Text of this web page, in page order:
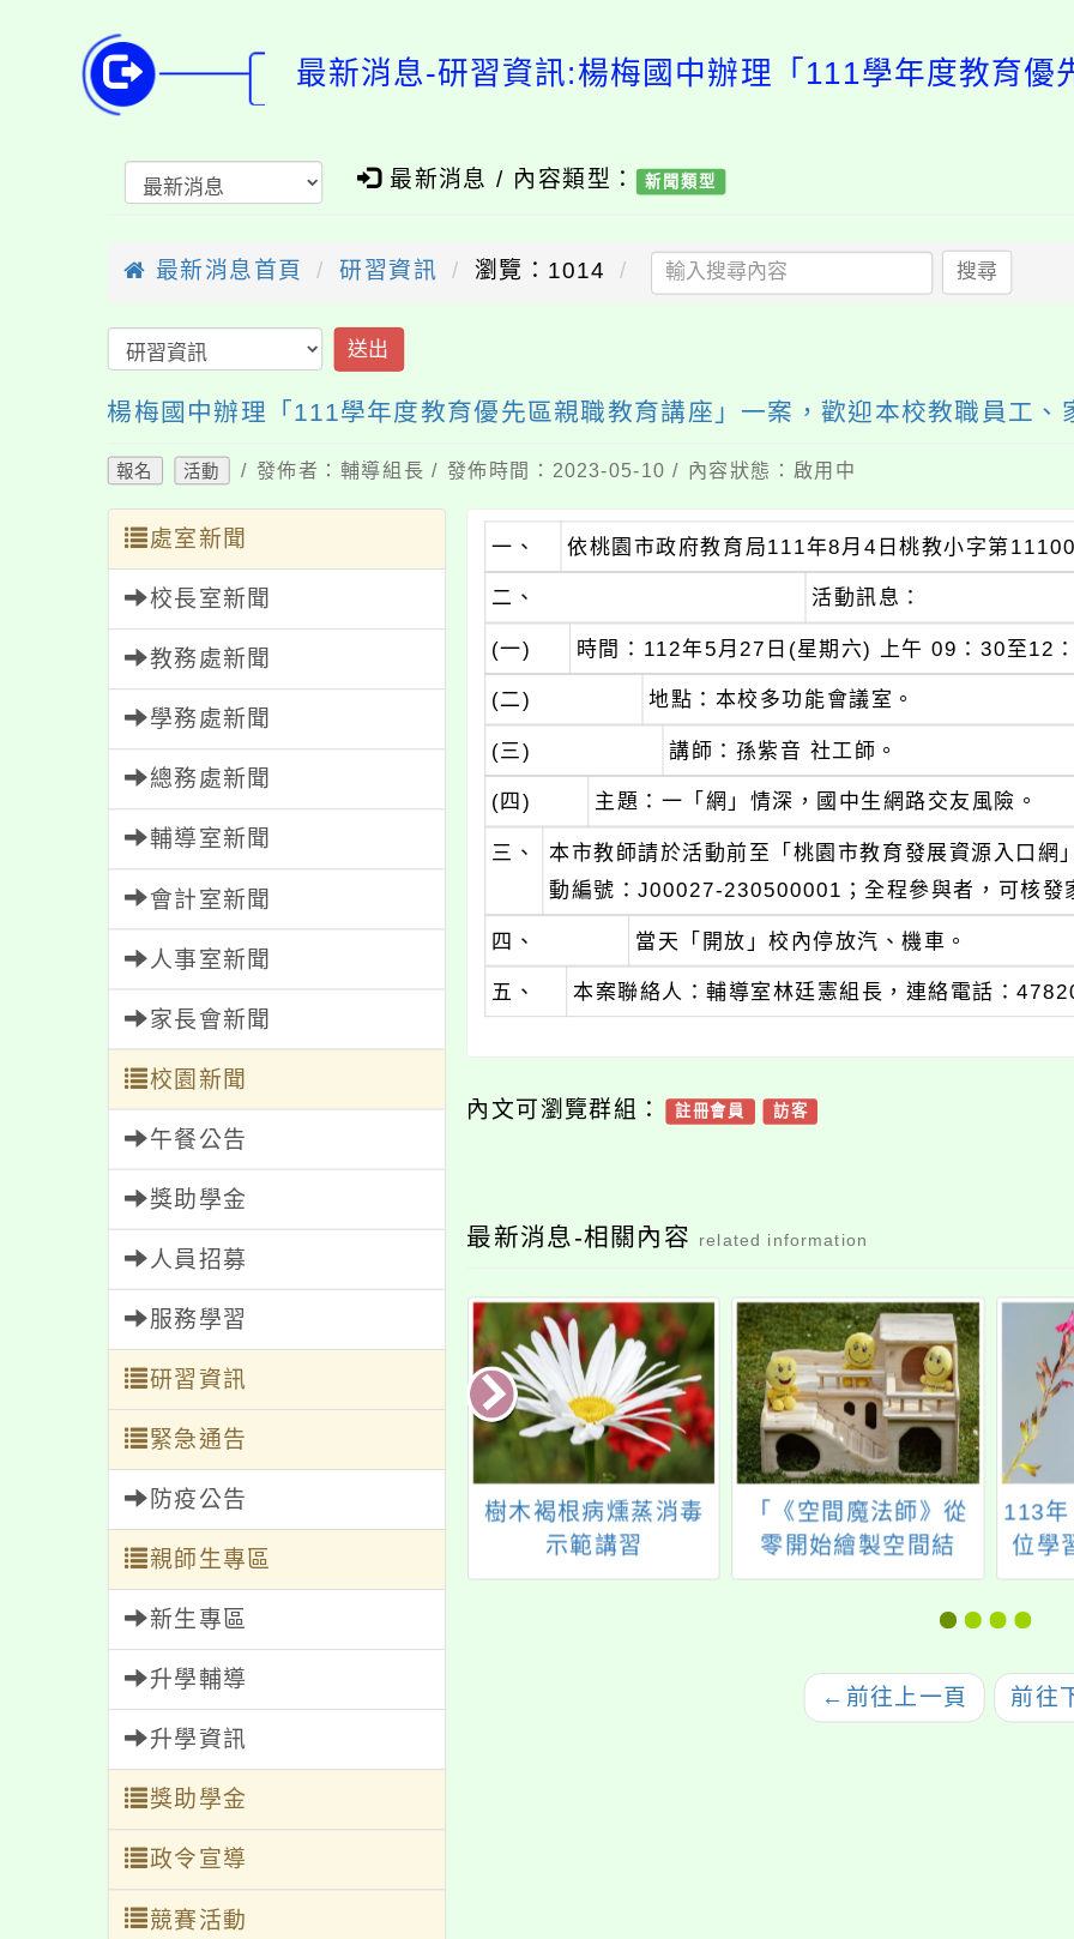
最新消息-研習資訊:楊梅國中辦理「111學年度教育優
最新消息 / 內容類型： 新聞類型
最新消息首頁 研習資訊 瀏覽：1014 搜尋
送出
楊梅國中辦理「111學年度教育優先區親職教育講座」一案，歡迎本校教職員工、
報名 活動 / 發佈者：輔導組長 / 發佈時間：2023-05-10 / 內容狀態：啟用中
處室新聞
校長室新聞
教務處新聞
學務處新聞
總務處新聞
輔導室新聞
會計室新聞
人事室新聞
家長會新聞
校園新聞
午餐公告
獎助學金
人員招募
服務學習
研習資訊
緊急通告
防疫公告
親師生專區
新生專區
升學輔導
升學資訊
獎助學金
政令宣導
競賽活動
一、 依桃園市政府教育局111年8月4日桃教小字第
二、 活動訊息：
(一) 時間：112年5月27日(星期六) 上午 09：30至12：
(二) 地點：本校多功能會議室。
(三) 講師：孫紫音 社工師。
(四) 主題：一「網」情深，國中生網路交友風險。
三、
本市教師請於活動前至「桃園市教育發展資源入口網
動編號：J00027-230500001；全程參與者，可核發
四、 當天「開放」校內停放汽、機車。
五、 本案聯絡人：輔導室林廷憲組長，連絡電話：
內文可瀏覽群組： 註冊會員 訪客
最新消息-相關內容 related information
政府教育局委
國小辦理本市
培訓工作坊」
表及報名表各1
，歡迎報名。
2026國中及高中職教
師雜糧食農教育示範
樹木褐根病燻蒸消毒
示範講習
「《空間魔法師》從
零開始繪製空間結
構」教師研習
113
位學
習載
← 前往上一頁 前往